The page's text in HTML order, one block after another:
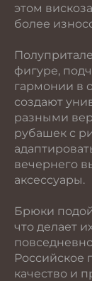
этом
более
фигуре,
гармонии в
создают
разными
рубашек с
вечернего
аксессуары.
Брюки
что делает
Российское
качество и